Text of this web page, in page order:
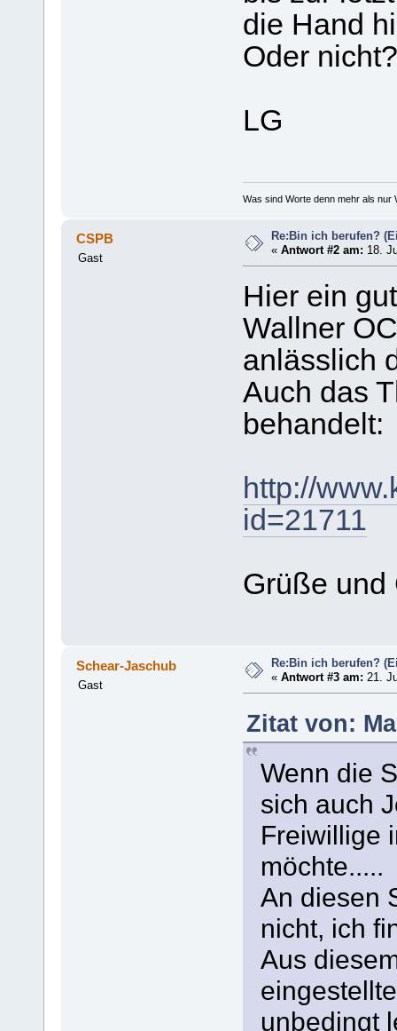
die Hand
Oder nicht?
LG
Was sind Worte denn mehr als nur
CSPB
Gast
Re:Bin ich berufen?
«Antwort #2 am: 18.
Hier ein
Wallner
anlässlich
Auch das
behandelt:
http://
id=21711
Grüße und
Schear-Jaschub
Gast
Re:Bin ich berufen?
«Antwort #3 am: 21.
Zitat von:
Wenn die
sich auch
Freiwillige
möchte.....
An diesen
nicht, ich
Aus
unbedingt